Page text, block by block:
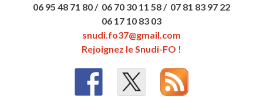
06 95 48 71 80 / 06 70 30 11 58 / 07 81 83 97 22
06 17 10 83 03
snudi.fo37@gmail.com
Rejoignez le Snudi-FO !